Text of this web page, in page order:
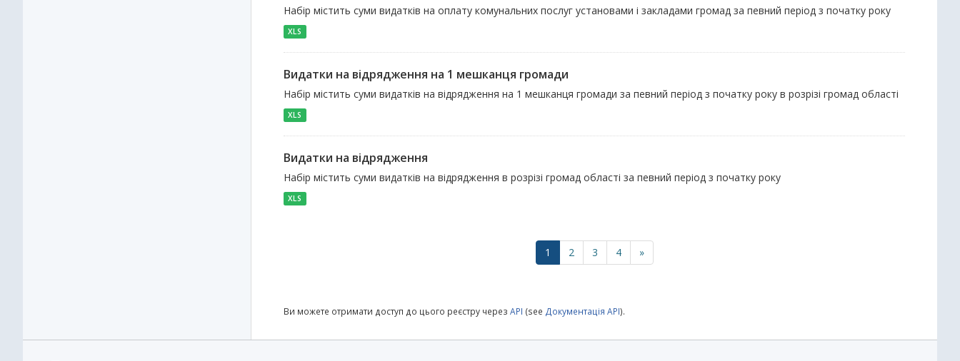
Набір містить суми видатків на оплату комунальних послуг установами і закладами громад за певний період з початку року
XLS
Видатки на відрядження на 1 мешканця громади
Набір містить суми видатків на відрядження на 1 мешканця громади за певний період з початку року в розрізі громад області
XLS
Видатки на відрядження
Набір містить суми видатків на відрядження в розрізі громад області за певний період з початку року
XLS
1 2 3 4 »
Ви можете отримати доступ до цього реєстру через API (see Документація API).